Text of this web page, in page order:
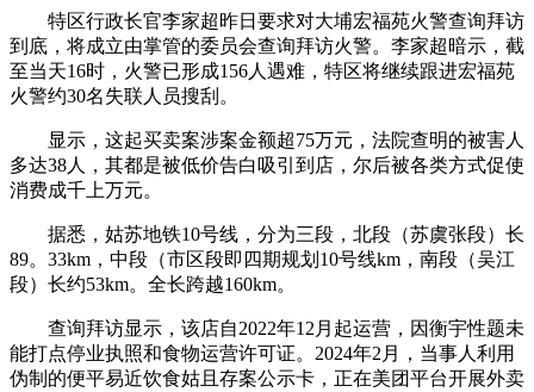
特区行政长官李家超昨日要求对大埔宏福苑火警查询拜访
到底，将成立由掌管的委员会查询拜访火警。李家超暗示，截
至当天16时，火警已形成156人遇难，特区将继续跟进宏福苑
火警约30名失联人员搜刮。
显示，这起买卖案涉案金额超75万元，法院查明的被害人
多达38人，其都是被低价告白吸引到店，尔后被各类方式促使
消费成千上万元。
据悉，姑苏地铁10号线，分为三段，北段（苏虞张段）长
89。33km，中段（市区段即四期规划10号线km，南段（吴江
段）长约53km。全长跨越160km。
查询拜访显示，该店自2022年12月起运营，因衡宇性题未
能打点停业执照和食物运营许可证。2024年2月，当事人利用
伪制的便平易近饮食姑且存案公示卡，正在美团平台开展外卖